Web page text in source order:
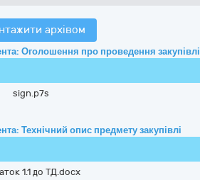
архівом
Оголошення про проведення закупівлі
sign.p7s
Технічний опис предмету закупівлі
1.1 до ТД.docx